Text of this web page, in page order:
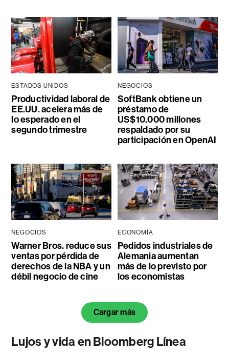
ESTADOS UNIDOS
Productividad laboral de
EE.UU. acelera más de
lo esperado en el
segundo trimestre
NEGOCIOS
SoftBank obtiene un
préstamo de
US$10.000 millones
respaldado por su
participación en OpenAI
NEGOCIOS
Warner Bros. reduce sus
ventas por pérdida de
derechos de la NBA y un
débil negocio de cine
ECONOMÍA
Pedidos industriales de
Alemania aumentan
más de lo previsto por
los economistas
Cargar más
Lujos y vida en Bloomberg Línea